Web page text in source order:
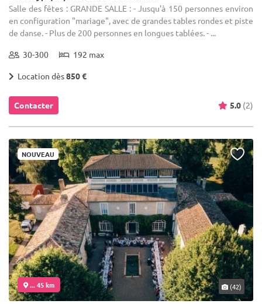
Salle des fêtes : GRANDE SALLE : - Jusqu'à 150 personnes environ
en configuration "mariage", avec de grandes tables rondes et piste
de danse. - Plus de 200 personnes en longues tablées. - ...
30-300 192 max
Location dès850 €
Contacter 5.0 (2)
NOUVEAU
... 45 km (42)